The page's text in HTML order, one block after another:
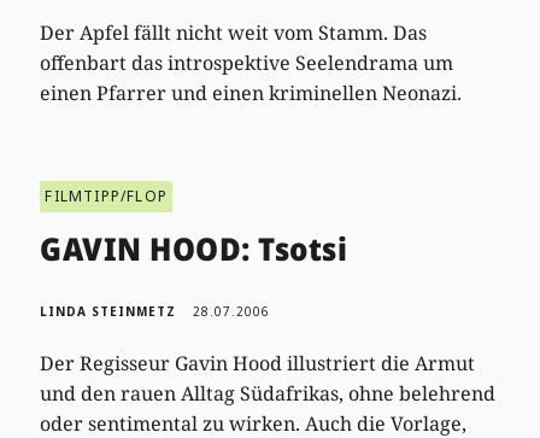
Der Apfel fällt nicht weit vom Stamm. Das
offenbart das introspektive Seelendrama um
einen Pfarrer und einen kriminellen Neonazi.
FILMTIPP/FLOP
GAVIN HOOD: Tsotsi
LINDA STEINMETZ 28.07.2006
Der Regisseur Gavin Hood illustriert die Armut
und den rauen Alltag Südafrikas, ohne belehrend
oder sentimental zu wirken. Auch die Vorlage,